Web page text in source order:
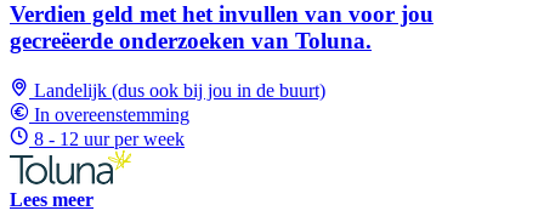
Verdien geld met het invullen van voor jou
gecreëerde onderzoeken van Toluna.
Landelijk (dus ook bij jou in de buurt)
In overeenstemming
8 - 12 uur per week
Lees meer